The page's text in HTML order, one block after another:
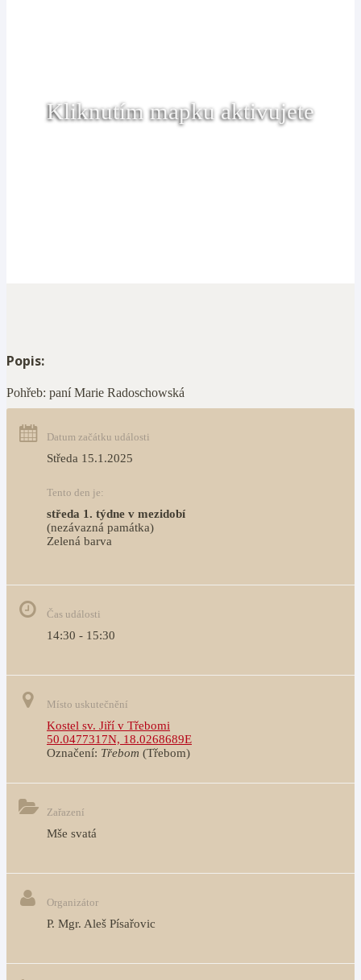
Kliknutím mapku aktivujete
Popis:
Pohřeb: paní Marie Radoschowská
Datum začátku události
Středa 15.1.2025
Tento den je:
středa 1. týdne v mezidobí
(nezávazná památka)
Zelená barva
Čas události
14:30 - 15:30
Místo uskutečnění
Kostel sv. Jiří v Třebomi
50.0477317N, 18.0268689E
Označení: Třebom (Třebom)
Zařazení
Mše svatá
Organizátor
P. Mgr. Aleš Písařovic